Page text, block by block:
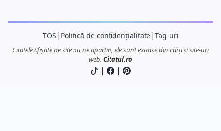
TOS Politică de confidențialitate│ Tag-uri
Citatele afișate pe site nu ne aparțin, ele sunt extrase din cărți și site-uri
web. Citatul.ro
| |